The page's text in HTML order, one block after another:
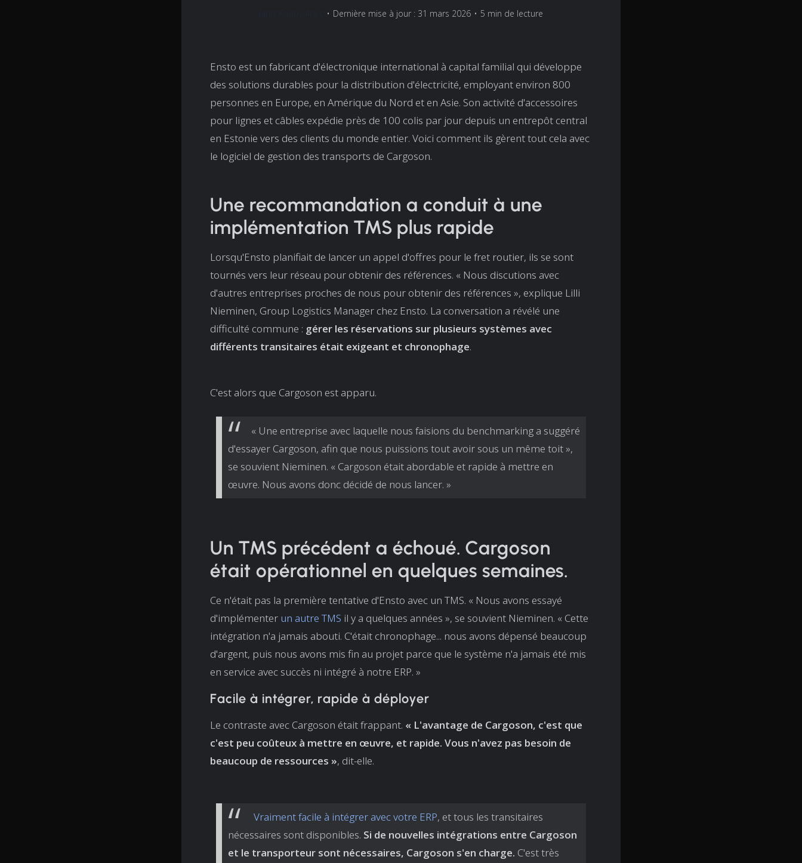
• Dernière mise à jour : 31 mars 2026 • 5 min de lecture
Ensto est un fabricant d'électronique international à capital familial qui développe
des solutions durables pour la distribution d'électricité, employant environ 800
personnes en Europe, en Amérique du Nord et en Asie. Son activité d'accessoires
pour lignes et câbles expédie près de 100 colis par jour depuis un entrepôt central
en Estonie vers des clients du monde entier. Voici comment ils gèrent tout cela avec
le logiciel de gestion des transports de Cargoson.
Une recommandation a conduit à une
implémentation TMS plus rapide
Lorsqu'Ensto planifiait de lancer un appel d'offres pour le fret routier, ils se sont
tournés vers leur réseau pour obtenir des références. « Nous discutions avec
d'autres entreprises proches de nous pour obtenir des références », explique Lilli
Nieminen, Group Logistics Manager chez Ensto. La conversation a révélé une
difficulté commune : gérer les réservations sur plusieurs systèmes avec
différents transitaires était exigeant et chronophage.
C'est alors que Cargoson est apparu.
« Une entreprise avec laquelle nous faisions du benchmarking a suggéré
d'essayer Cargoson, afin que nous puissions tout avoir sous un même toit »,
se souvient Nieminen. « Cargoson était abordable et rapide à mettre en
œuvre. Nous avons donc décidé de nous lancer. »
Un TMS précédent a échoué. Cargoson
était opérationnel en quelques semaines.
Ce n'était pas la première tentative d'Ensto avec un TMS. « Nous avons essayé
d'implémenter un autre TMS il y a quelques années », se souvient Nieminen. « Cette
intégration n'a jamais abouti. C'était chronophage... nous avons dépensé beaucoup
d'argent, puis nous avons mis fin au projet parce que le système n'a jamais été mis
en service avec succès ni intégré à notre ERP. »
Facile à intégrer, rapide à déployer
Le contraste avec Cargoson était frappant. « L'avantage de Cargoson, c'est que
c'est peu coûteux à mettre en œuvre, et rapide. Vous n'avez pas besoin de
beaucoup de ressources », dit-elle.
Vraiment facile à intégrer avec votre ERP, et tous les transitaires
nécessaires sont disponibles. Si de nouvelles intégrations entre Cargoson
et le transporteur sont nécessaires, Cargoson s'en charge. C'est très